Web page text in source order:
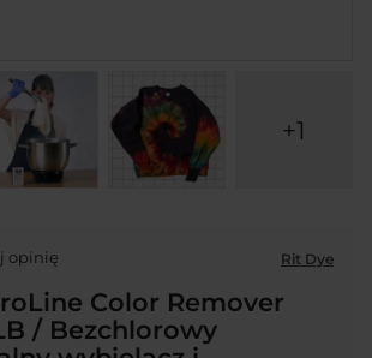
+1
opinię Rit Dye
Color Remover
/ Bezchlorowy